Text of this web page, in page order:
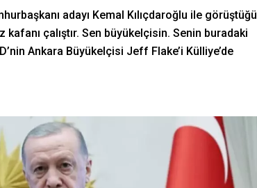
adayı Kemal Kılıçdaroğlu ile görüştüğü
kafanı çalıştır. Sen büyükelçisin. Senin buradaki
Ankara Büyükelçisi Jeff Flake’i Külliye’de